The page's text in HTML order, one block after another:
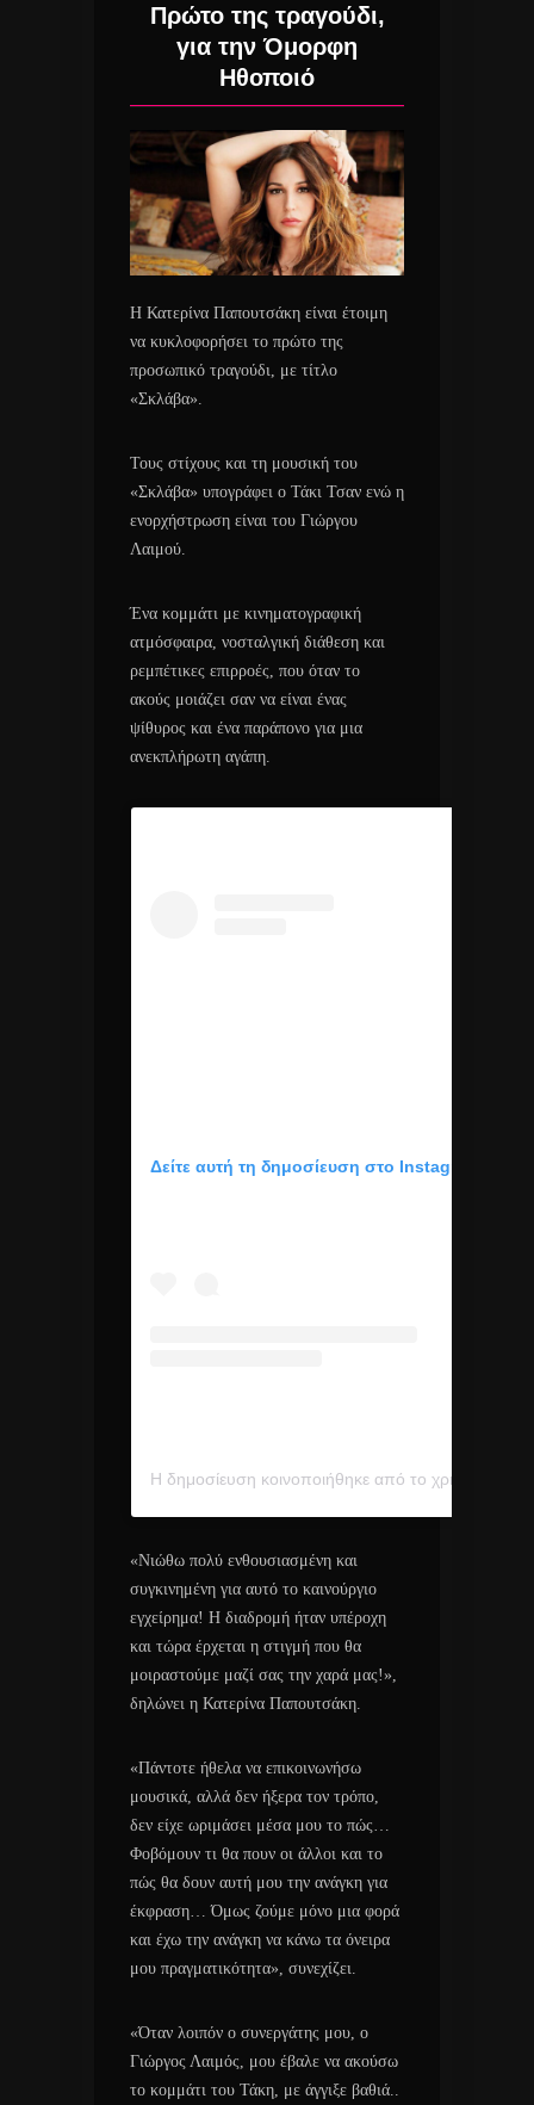
Πρώτο της τραγούδι,
για την Όμορφη
Ηθοποιό
Η Κατερίνα Παπουτσάκη είναι έτοιμη
να κυκλοφορήσει το πρώτο της
προσωπικό τραγούδι, με τίτλο
«Σκλάβα».
Τους στίχους και τη μουσική του
«Σκλάβα» υπογράφει ο Τάκι Τσαν ενώ η
ενορχήστρωση είναι του Γιώργου
Λαιμού.
Ένα κομμάτι με κινηματογραφική
ατμόσφαιρα, νοσταλγική διάθεση και
ρεμπέτικες επιρροές, που όταν το
ακούς μοιάζει σαν να είναι ένας
ψίθυρος και ένα παράπονο για μια
ανεκπλήρωτη αγάπη.
Δείτε αυτή τη δημοσίευση στο Instagram.
«Νιώθω πολύ ενθουσιασμένη και
συγκινημένη για αυτό το καινούργιο
εγχείρημα! Η διαδρομή ήταν υπέροχη
και τώρα έρχεται η στιγμή που θα
μοιραστούμε μαζί σας την χαρά μας!»,
δηλώνει η Κατερίνα Παπουτσάκη.
«Πάντοτε ήθελα να επικοινωνήσω
μουσικά, αλλά δεν ήξερα τον τρόπο,
δεν είχε ωριμάσει μέσα μου το πώς…
Φοβόμουν τι θα πουν οι άλλοι και το
πώς θα δουν αυτή μου την ανάγκη για
έκφραση… Όμως ζούμε μόνο μια φορά
και έχω την ανάγκη να κάνω τα όνειρα
μου πραγματικότητα», συνεχίζει.
«Όταν λοιπόν ο συνεργάτης μου, ο
Γιώργος Λαιμός, μου έβαλε να ακούσω
το κομμάτι του Τάκη, με άγγιξε βαθιά..